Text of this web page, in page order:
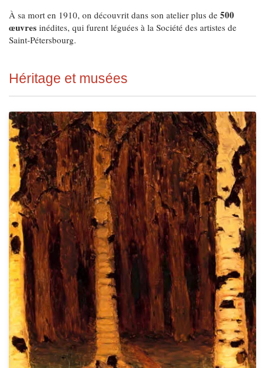
À sa mort en 1910, on découvrit dans son atelier plus de 500
œuvres inédites, qui furent léguées à la Société des artistes de
Saint-Pétersbourg.
Héritage et musées